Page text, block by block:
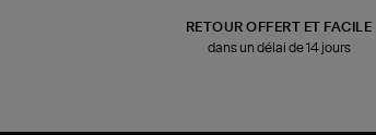
RETOUR OFFERT ET FACILE
dans un délai de 14 jours